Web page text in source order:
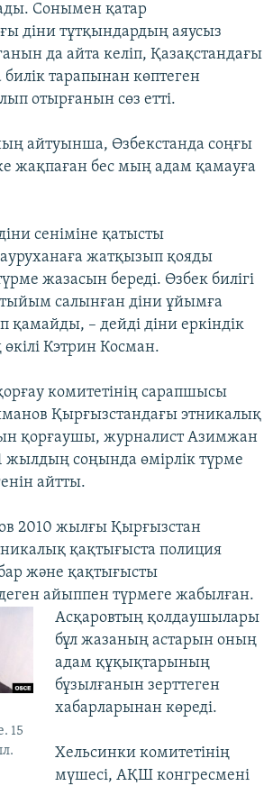
Сонымен қатар
діни тұтқындардың аяусыз
да айта келіп, Қазақстандағы
билік тарапынан көптеген
отырғанын сөз етті.
айтуынша, Өзбекстанда соңғы
жақпаған бес мың адам қамауға
сеніміне қатысты
жатқызып қояды
жазасын береді. Өзбек билігі
салынған діни ұйымға
қамайды, – дейді діни еркіндік
Кэтрин Косман.
комитетінің сарапшысы
Қырғызстандағы этникалық
қорғаушы, журналист Азимжан
жылдың соңында өмірлік түрме
айтты.
2010 жылғы Қырғызстан
қақтығыста полиция
және қақтығысты
айыппен
15
түрмеге жабылған.
Асқаровтың қолдаушылары
бұл жазаның астарын оның
адам құқықтарының
бұзылғанын зерттеген
хабарларынан көреді.
Хельсинки комитетінің
мүшесі, АҚШ конгресмені